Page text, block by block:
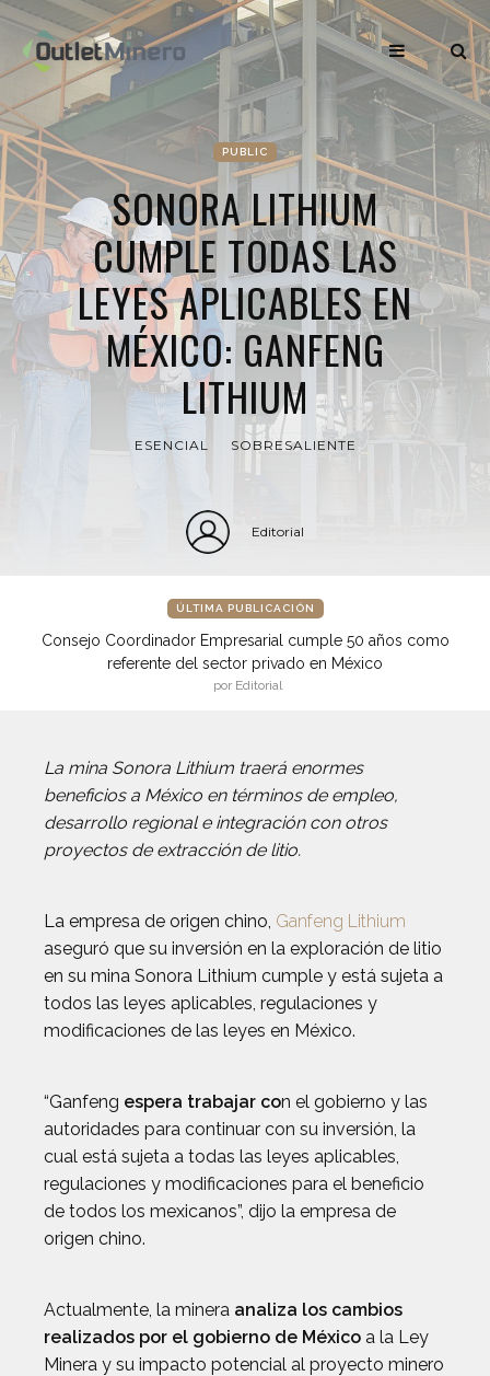
PUBLIC
SONORA LITHIUM
CUMPLE TODAS LAS
LEYES APLICABLES EN
MÉXICO: GANFENG
LITHIUM
ESENCIAL SOBRESALIENTE
Editorial
ÚLTIMA PUBLICACIÓN
Consejo Coordinador Empresarial cumple 50 años como
referente del sector privado en México
por Editorial
La mina Sonora Lithium traerá enormes
beneficios a México en términos de empleo,
desarrollo regional e integración con otros
proyectos de extracción de litio.
La empresa de origen chino, Ganfeng Lithium
aseguró que su inversión en la exploración de litio
en su mina Sonora Lithium cumple y está sujeta a
todos las leyes aplicables, regulaciones y
modificaciones de las leyes en México.
“Ganfeng espera trabajar con el gobierno y las
autoridades para continuar con su inversión, la
cual está sujeta a todas las leyes aplicables,
regulaciones y modificaciones para el beneficio
de todos los mexicanos”, dijo la empresa de
origen chino.
Actualmente, la minera analiza los cambios
realizados por el gobierno de México a la Ley
Minera y su impacto potencial al proyecto minero